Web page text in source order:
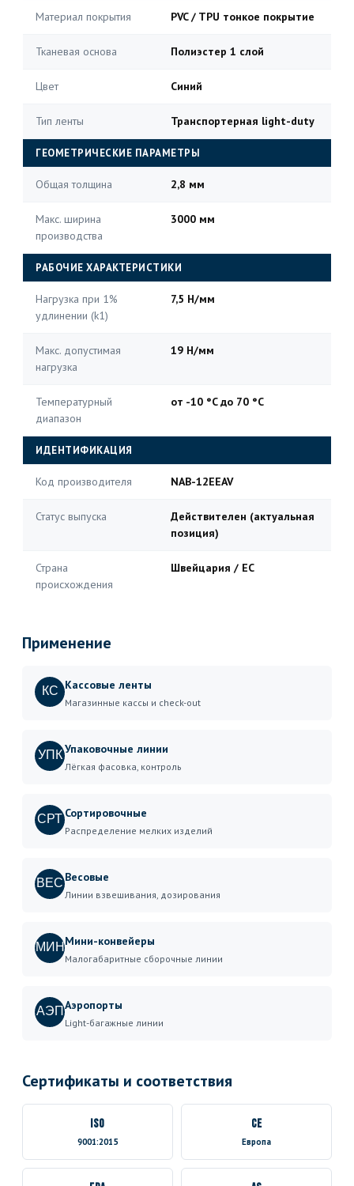
Материал покрытия PVC / TPU тонкое покрытие
Тканевая основа Полиэстер 1 слой
Цвет Синий
Тип ленты Транспортерная light-duty
ГЕОМЕТРИЧЕСКИЕ ПАРАМЕТРЫ
Общая толщина 2,8 мм
Макс. ширина
производства
3000 мм
РАБОЧИЕ ХАРАКТЕРИСТИКИ
Нагрузка при 1%
удлинении (k1)
7,5 Н/мм
Макс. допустимая
нагрузка
19 Н/мм
Температурный
диапазон
от -10 °C до 70 °C
ИДЕНТИФИКАЦИЯ
Код производителя NAB-12EEAV
Статус выпуска
Действителен (актуальная
позиция)
Страна
происхождения
Швейцария / ЕС
Применение
КС Кассовые ленты
Магазинные кассы и check-out
УПКУпаковочные линии
Лёгкая фасовка, контроль
СРТ Сортировочные
Распределение мелких изделий
ВЕС Весовые
Линии взвешивания, дозирования
МИНМини-конвейеры
Малогабаритные сборочные линии
АЭПАэропорты
Light-багажные линии
Сертификаты и соответствия
ISO
9001:2015
CE
Европа